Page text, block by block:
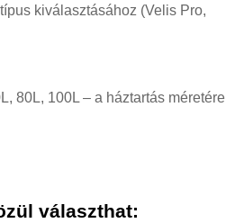
kiválasztásához (Velis Pro,
80L, 100L – a háztartás méretére
választhat: